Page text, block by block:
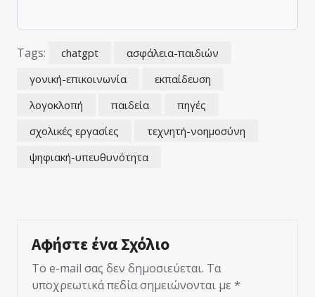
Tags: chatgpt
ασφάλεια-παιδιών
γονική-επικοινωνία
εκπαίδευση
λογοκλοπή
παιδεία
πηγές
σχολικές εργασίες
τεχνητή-νοημοσύνη
ψηφιακή-υπευθυνότητα
Αφήστε ένα Σχόλιο
Το e-mail σας δεν δημοσιεύεται. Τα
υποχρεωτικά πεδία σημειώνονται με *